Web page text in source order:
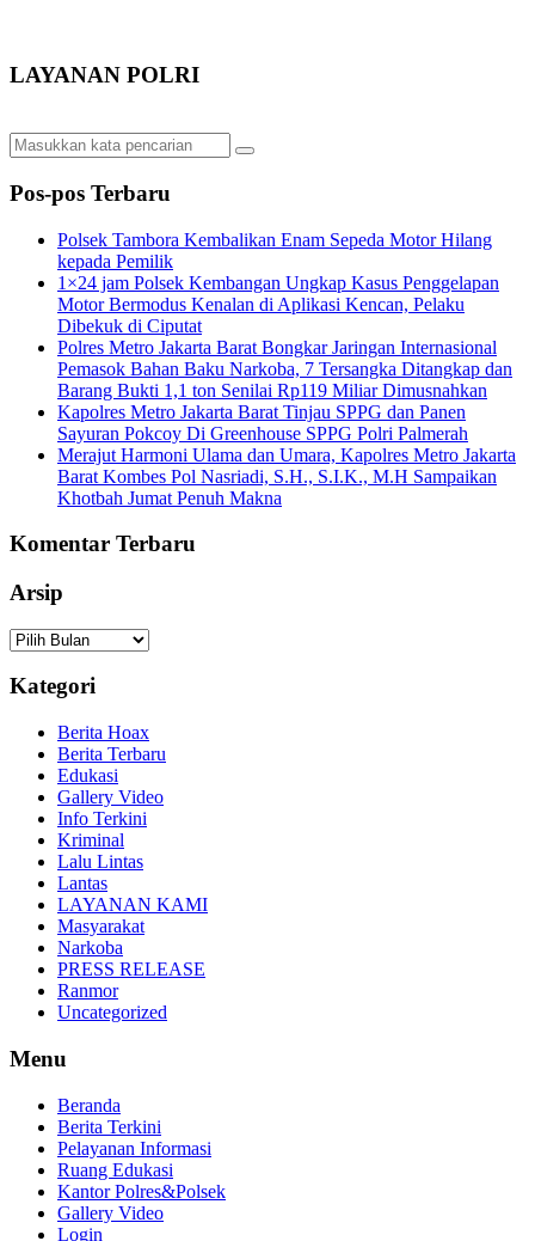
LAYANAN POLRI
Pos-pos Terbaru
Polsek Tambora Kembalikan Enam Sepeda Motor Hilang
kepada Pemilik
1×24 jam Polsek Kembangan Ungkap Kasus Penggelapan
Motor Bermodus Kenalan di Aplikasi Kencan, Pelaku
Dibekuk di Ciputat
Polres Metro Jakarta Barat Bongkar Jaringan Internasional
Pemasok Bahan Baku Narkoba, 7 Tersangka Ditangkap dan
Barang Bukti 1,1 ton Senilai Rp119 Miliar Dimusnahkan
Kapolres Metro Jakarta Barat Tinjau SPPG dan Panen
Sayuran Pokcoy Di Greenhouse SPPG Polri Palmerah
Merajut Harmoni Ulama dan Umara, Kapolres Metro Jakarta
Barat Kombes Pol Nasriadi, S.H., S.I.K., M.H Sampaikan
Khotbah Jumat Penuh Makna
Komentar Terbaru
Arsip
Arsip
Kategori
Berita Hoax
Berita Terbaru
Edukasi
Gallery Video
Info Terkini
Kriminal
Lalu Lintas
Lantas
LAYANAN KAMI
Masyarakat
Narkoba
PRESS RELEASE
Ranmor
Uncategorized
Menu
Beranda
Berita Terkini
Pelayanan Informasi
Ruang Edukasi
Kantor Polres&Polsek
Gallery Video
Login